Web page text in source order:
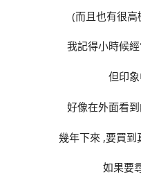
(而且也有很高
我記得小時候
但印
好像在外面看
幾年下來 ,要買
如果要